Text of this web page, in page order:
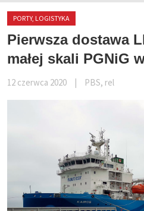
PORTY, LOGISTYKA
Pierwsza dostawa
małej skali PGNiG
12 czerwca 2020 PBS, rel